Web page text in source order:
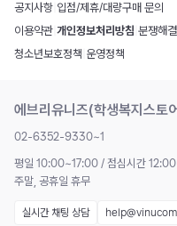
공지사항 입점/제휴/대량구매 문의
이용약관 개인정보처리방침 분쟁해
청소년보호정책 운영정책
에브리유니즈(학생복지스토
02-6352-9330~1
평일 10:00~17:00 / 점심시간
주말, 공휴일 휴무
실시간 채팅 상담